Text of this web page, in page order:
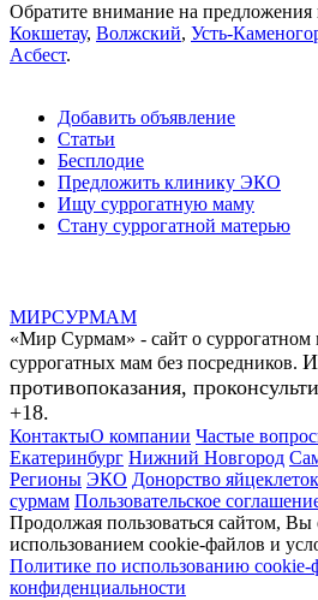
Обратите внимание на предложения
Кокшетау, Волжский, Усть-
Асбест.
Добавить объявление
Статьи
Бесплодие
Предложить клинику ЭКО
Ищу суррогатную маму
Стану суррогатной матерью
МИРСУРМАМ
«Мир Сурмам» - сайт о суррогатном
суррогатных мам без посредников.
противопоказания,
+18.
КонтактыО компании Частые
Екатеринбург Нижний Новгород
Регионы ЭКО Донорство яйцеклеток
сурмам Пользовательское
Продолжая пользоваться сайтом, Вы
использованием cookie-файлов и
Политике по использованию cookie-
конфиденциальности